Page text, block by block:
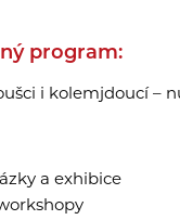
program:
i kolemjdoucí –
a exhibice